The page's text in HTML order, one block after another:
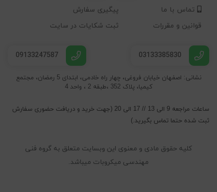
تماس با ما
پیگیری سفارش
قوانین و مقررات
ثبت شکایات در سایت
03133385830
09133247587
نشانی: اصفهان خیابان فروغی، چهار راه خادمی، ابتدای 5 رمضان، مجتمع
کیمیا، پلاک 352 ،طبقه 2 ، واحد 4
ساعات مراجعه 9 الی 13 // 17 الی 20 (جهت خرید و دریافت حضوری سفارش
ثبت شده حتما تماس بگیرید.)
کلیه حقوق مادی و معنوی این وبسایت متعلق به گروه فنی
مهندسی میکروبات میباشد.